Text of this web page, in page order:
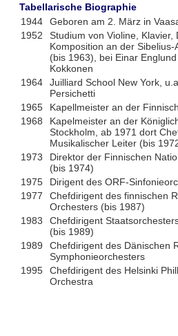
Tabellarische Biographie
1944
Geboren am 2. März in
1952
Studium von Violine, Klavier,
Komposition an der Sibelius-
(bis 1963), bei Einar
Kokkonen
1964
Juilliard School New York,
Persichetti
1965
Kapellmeister an der
1968
Kapelmeister an der
Stockholm, ab 1971 dort
Musikalischer Leiter (bis
1973
Direktor der Finnischen
(bis 1974)
1975
Dirigent des ORF-
1977
Chefdirigent des finnischen
Orchesters (bis 1987)
1983
Chefdirigent
(bis 1989)
1989
Chefdirigent des Dänischen
Symphonieorchesters
1995
Chefdirigent des Helsinki
Orchestra